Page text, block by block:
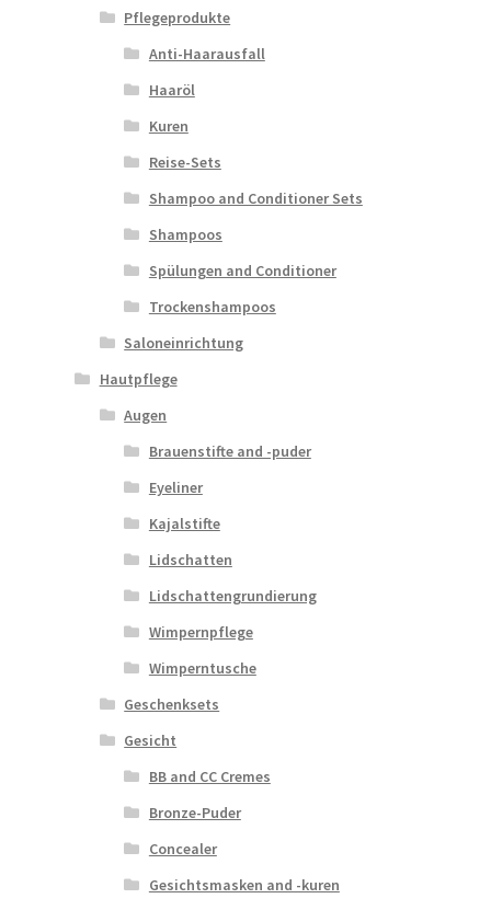
Pflegeprodukte
Anti-Haarausfall
Haaröl
Kuren
Reise-Sets
Shampoo and Conditioner Sets
Shampoos
Spülungen and Conditioner
Trockenshampoos
Saloneinrichtung
Hautpflege
Augen
Brauenstifte and -puder
Eyeliner
Kajalstifte
Lidschatten
Lidschattengrundierung
Wimpernpflege
Wimperntusche
Geschenksets
Gesicht
BB and CC Cremes
Bronze-Puder
Concealer
Gesichtsmasken and -kuren